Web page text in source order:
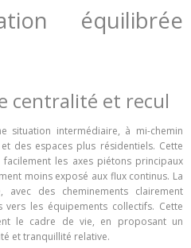
équilibrée
centralité et recul
situation intermédiaire, à mi-chemin
des espaces plus résidentiels. Cette
les axes piétons principaux
moins exposé aux flux continus. La
des cheminements clairement
les équipements collectifs. Cette
le cadre de vie, en proposant un
et tranquillité relative.